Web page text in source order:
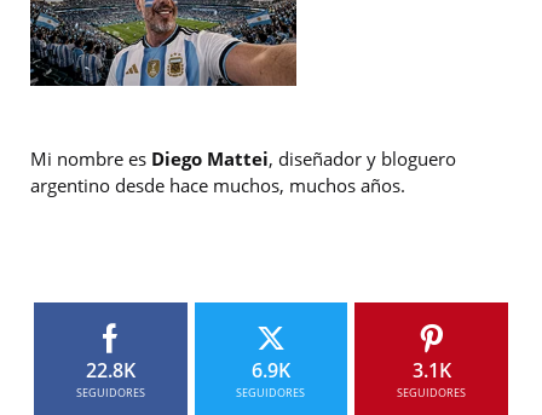
Mi nombre es Diego Mattei, diseñador y bloguero
argentino desde hace muchos, muchos años.
22.8K
SEGUIDORES
6.9K
SEGUIDORES
3.1K
SEGUIDORES